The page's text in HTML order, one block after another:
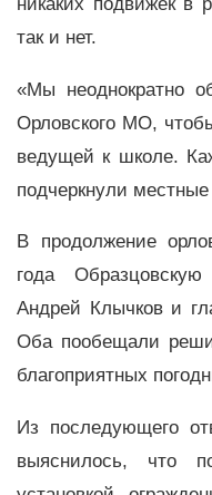
так и нет.
«Мы неоднократно
Орловского МО,
ведущей к школе.
подчеркнули
В продолжение
года
Андрей Клычков и
Оба пообещали
благоприятных
Из последующего
выяснилось, что